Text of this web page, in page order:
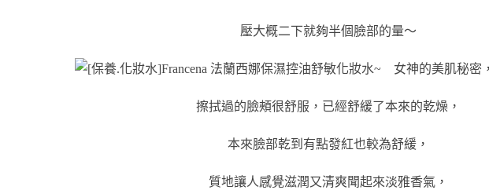
壓大概二下就夠半個臉部的量～
擦拭過的臉頰很舒服，已經舒緩了本來的乾燥，
本來臉部乾到有點發紅也較為舒緩，
質地讓人感覺滋潤又清爽聞起來淡雅香氣，